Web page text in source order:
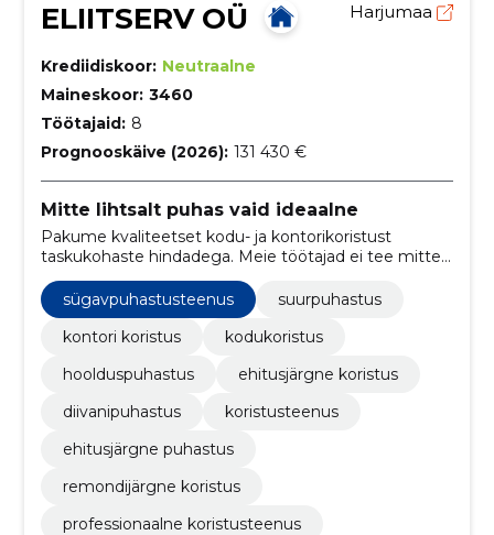
ELIITSERV OÜ Harjumaa
Krediidiskoor: Neutraalne
Maineskoor: 3460
Töötajaid: 8
Prognooskäive (2026): 131 430 €
Mitte lihtsalt puhas vaid ideaalne
Pakume kvaliteetset kodu- ja kontorikoristust
taskukohaste hindadega. Meie töötajad ei tee mitte
ainult puhtaks – nad teevad seda kiiresti, viisakalt ja
alati naeratusega.
sügavpuhastusteenus
suurpuhastus
kontori koristus
kodukoristus
hoolduspuhastus
ehitusjärgne koristus
diivanipuhastus
koristusteenus
ehitusjärgne puhastus
remondijärgne koristus
professionaalne koristusteenus